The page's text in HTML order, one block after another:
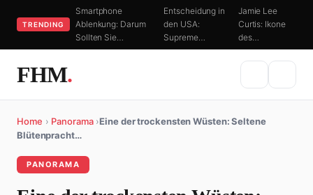
TRENDING
Smartphone
Ablenkung: Darum
Sollten Sie…
Entscheidung in
den USA:
Supreme…
Jamie Lee
Curtis: Ikone
des…
FHM.
Home › Panorama ›Eine der trockensten Wüsten: Seltene
Blütenpracht…
PANORAMA